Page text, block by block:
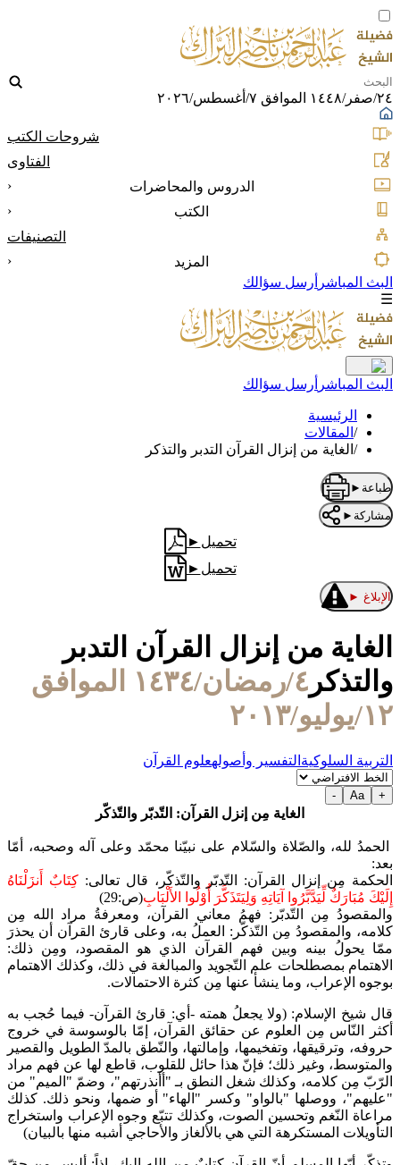
٢٤/صفر/١٤٤٨ الموافق ٧/أغسطس/٢٠٢٦
شروحات الكتب
الفتاوى
الدروس والمحاضرات
‹
الكتب
‹
التصنيفات
المزيد
‹
البث المباشر أرسل سؤالك
☰
البث المباشر أرسل سؤالك
الرئيسية
/ المقالات
/ الغاية من إنزال القرآن التدبر والتذكر
طباعة ►
مشاركة ►
تحميل ►
تحميل ►
الإبلاغ ►
الغاية من إنزال القرآن التدبر
والتذكر
٤/رمضان/١٤٣٤ الموافق
١٢/يوليو/٢٠١٣
التربية السلوكية التفسير وأصولهعلوم القرآن
+
Aa
-
الغاية مِن إنزل القرآن: التّدبّر والتّذكّر
الحمدُ لله، والصّلاة والسّلام على نبيّنا محمّد وعلى آله وصحبه، أمّا
بعد:
الحكمة مِن إنزال القرآن: التّدبّر والتّذكّر، قال تعالى:كِتَابٌ أَنزَلْنَاهُ
إِلَيْكَ مُبَارَكٌ لِّيَدَّبَّرُوا آيَاتِهِ وَلِيَتَذَكَّرَ أُوْلُوا الأَلْبَابِ(ص:29)
والمقصودُ مِن التّدبّر: فهمُ معاني القرآن، ومعرفةُ مراد الله مِن
كلامه، والمقصودُ مِن التّذكّر: العملُ به، وعلى قارئ القرآن أن يحذرَ
ممّا يحولُ بينه وبين فهم القرآن الذي هو المقصود، ومِن ذلك:
الاهتمام بمصطلحات علم التّجويد والمبالغة في ذلك، وكذلك الاهتمام
بوجوه الإعراب، وما ينشأ عنها مِن كثرة الاحتمالات.
قال شيخ الإسلام: (ولا يجعلُ همته -أي: قارئ القرآن- فيما حُجب به
أكثر النّاس مِن العلوم عن حقائق القرآن، إمّا بالوسوسة في خروج
حروفه، وترقيقها، وتفخيمها، وإمالتها، والنّطق بالمدّ الطويل والقصير
والمتوسط، وغير ذلك؛ فإنّ هذا حائل للقلوب، قاطع لها عن فهم مراد
الرّبّ مِن كلامه، وكذلك شغل النطق بـ "أأنذرتهم"، وضمّ "الميم" من
"عليهم"، ووصلها "بالواو" وكسر "الهاء" أو ضمها، ونحو ذلك. كذلك
مراعاة النّغم وتحسين الصوت، وكذلك تتبّع وجوه الإعراب واستخراج
التأويلات المستكرهة التي هي بالألغاز والأحاجي أشبه منها بالبيان)